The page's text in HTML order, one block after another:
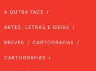
A OUTRA FACE
ARTES, LETRAS E IDEIAS
BREVES CARTOGRAFIAS
CARTOGRAFIAS